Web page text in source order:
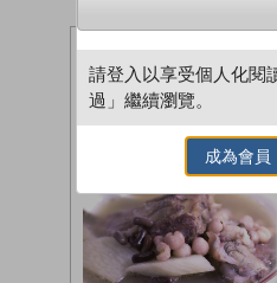
請登入以享受個人化閱
過」繼續瀏覽。
成為會員